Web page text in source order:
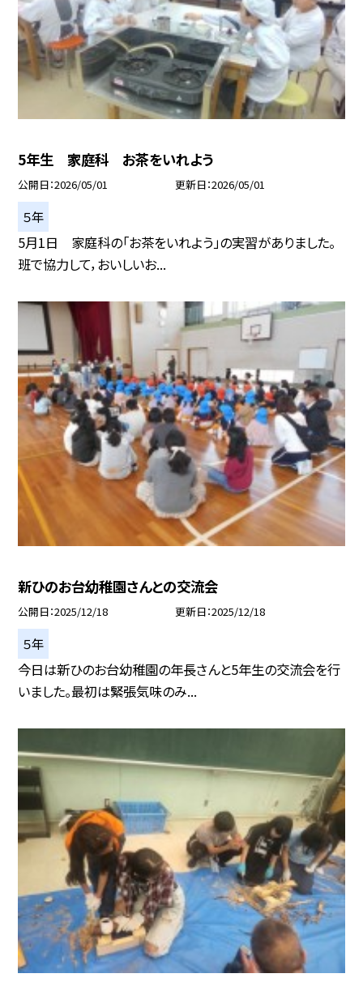
5年生 家庭科 お茶をいれよう
公開日 2026/05/01 更新日 2026/05/01
５年
5月1日 家庭科の「お茶をいれよう」の実習がありました。
班で協力して，おいしいお...
新ひのお台幼稚園さんとの交流会
公開日 2025/12/18 更新日 2025/12/18
５年
今日は新ひのお台幼稚園の年長さんと5年生の交流会を行
いました。最初は緊張気味のみ...